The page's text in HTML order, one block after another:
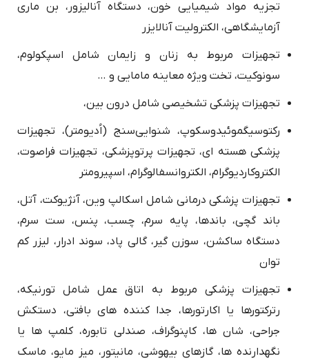
تجزیه مواد شیمیایی خون، دستگاه آنالیزور، بن ماری
آزمایشگاهی، الکترولیت آنالایزر
تجهیزات مربوط به زنان و زایمان شامل اسپکولوم،
سونوکیت، تخت ویژه معاینه مامایی و …
تجهیزات پزشکی تشخیصی شامل درون بین،
رکتوسیگموئیدوسکوپ، شنوایی‌سنج (اُدیومتر)، تجهیزات
پزشکی هسته ای، تجهیزات پرتوپزشکی، تجهیزات فراصوت،
الکتروکاردیوگرام، الکتروانسفالوگرام، اسپیرومتر
تجهیزات پزشکی درمانی شامل اسکالپ وین، آنژیوکت، آتل،
باند گچی، باندها، پایه سرم، چسب، پنس، ست سرم،
دستگاه ساکشن، سوزن گیر، گالی پاد، سوند ادرار، لیزر کم
توان
تجهیزات پزشکی مربوط به اتاق عمل شامل تورنیکه،
رترکتورها یا اکارتورها، جدا کننده های بافتی، دستکش
جراحی، شان ها، کاپنوگراف، صندلی تابوره، کلمپ ها یا
نگهدارنده ها، گازهای بیهوشی، مانیتور، میز مایو، ماسک